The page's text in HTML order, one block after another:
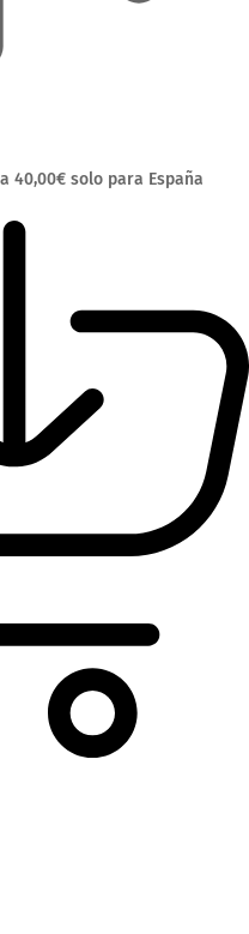
40,00€ solo para España